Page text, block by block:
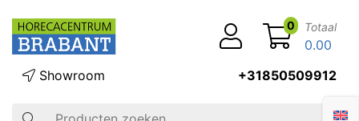
Zoek op
Showroom +31850509912
0 Totaal
0.00